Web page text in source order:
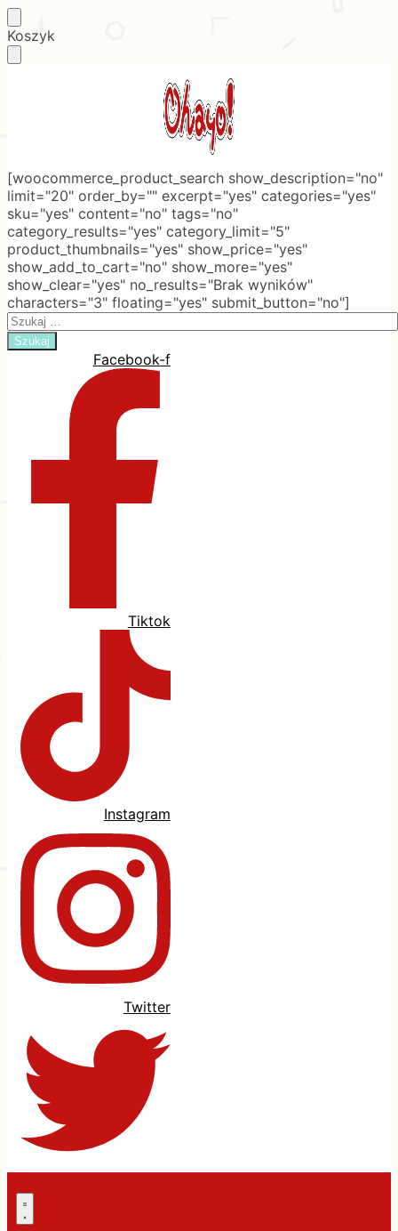
Skip
to
Skip
to
Koszyk
[woocommerce_product_search show_description="no"
limit="20" order_by="" excerpt="yes" categories="yes"
sku="yes" content="no" tags="no"
category_results="yes" category_limit="5"
product_thumbnails="yes" show_price="yes"
show_add_to_cart="no" show_more="yes"
show_clear="yes" no_results="Brak wyników"
characters="3" floating="yes" submit_button="no"]
Search
for:
Facebook-f
Tiktok
Instagram
Twitter